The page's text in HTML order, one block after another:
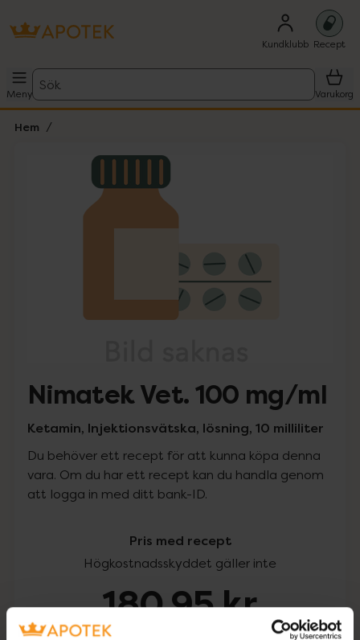
Kundklubb Recept
Meny
Sök
Varukorg
Hem
Lista: . Innehåller 1 objekt.
Nimatek Vet. 100 mg/ml
Ketamin, Injektionsvätska, lösning, 10 milliliter
Du behöver ett recept för att kunna köpa denna
vara. Om du har ett recept kan du handla genom
att logga in med ditt bank-ID.
Pris med recept
Högkostnadsskyddet gäller inte
180,95 kr